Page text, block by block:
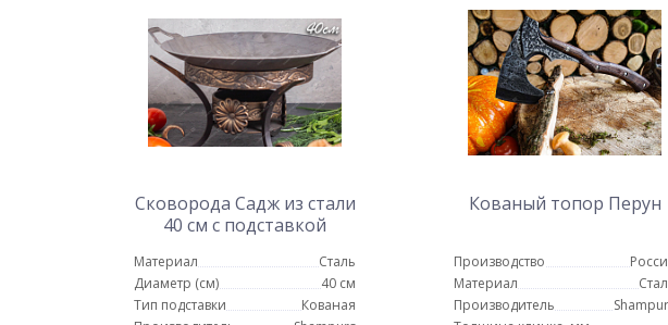
Сковорода Садж из стали
40 см с подставкой
Материал
Сталь
Диаметр (см)
40 см
Тип подставки
Кованая
Кованый топор Перун
Производство
Материал
Производитель